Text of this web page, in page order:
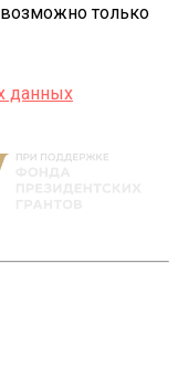
только
данных